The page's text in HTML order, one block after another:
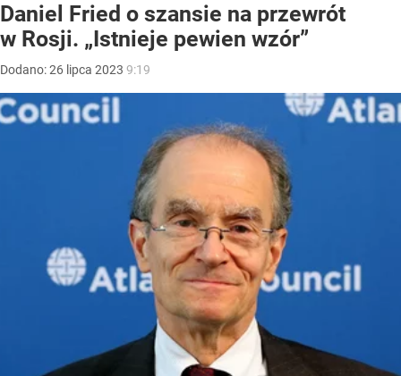
Daniel Fried o szansie na przewrót
w Rosji. „Istnieje pewien wzór”
Dodano:26 lipca 2023 9:19